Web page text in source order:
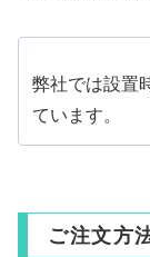
弊社では設置
ています。
ご注文方